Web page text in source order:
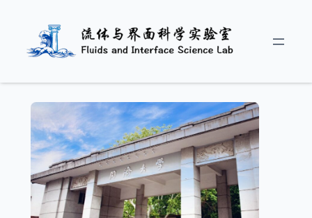
content